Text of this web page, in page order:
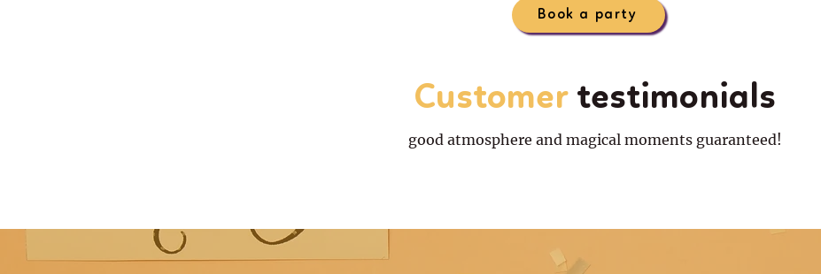
Book a party
Customertestimonials
good atmosphere and magical moments guaranteed!